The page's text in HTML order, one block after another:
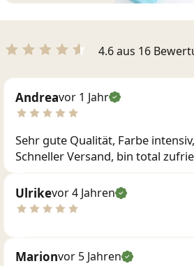
4.6 aus 16
Andreavor 1 Jahr
Sehr gute Qualität, Farbe
Schneller Versand, bin total
Ulrikevor 4 Jahren
Marionvor 5 Jahren